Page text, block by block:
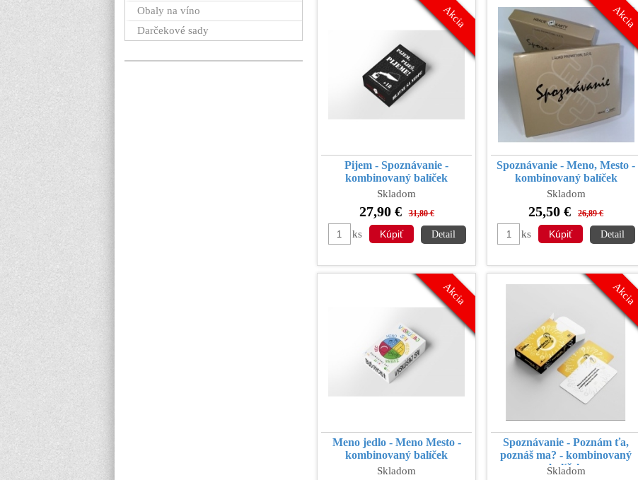
Akcia
Pijem - Spoznávanie -
kombinovaný balíček
Skladom
27,90 € 31,80 €
ks Detail
Akcia
Spoznávanie - Meno, Mesto -
kombinovaný balíček
Skladom
25,50 € 26,89 €
ks Detail
Akcia
Meno jedlo - Meno Mesto -
kombinovaný balíček
Skladom
Akcia
Spoznávanie - Poznám ťa,
poznáš ma? - kombinovaný
balíček
Skladom
Obaly na víno
Darčekové sady